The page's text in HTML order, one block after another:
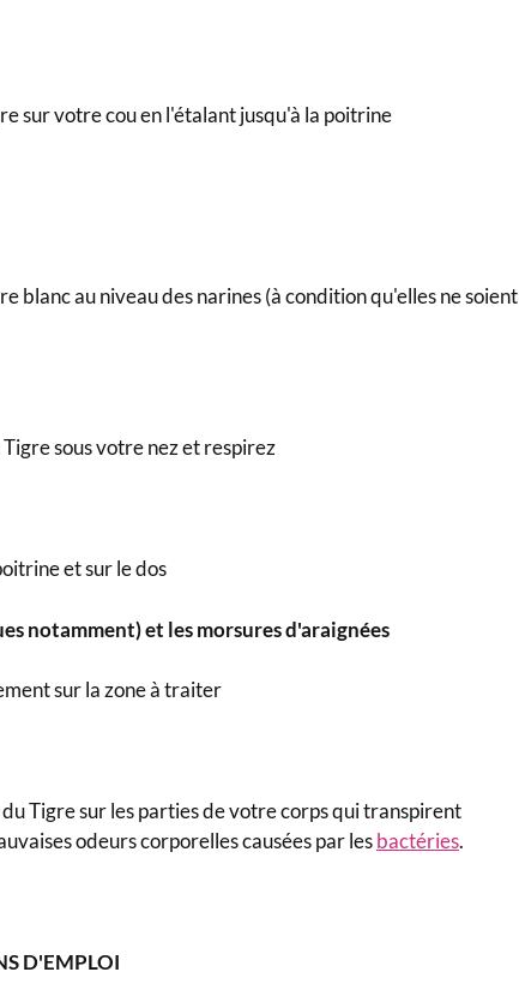
sur votre cou en l'étalant jusqu'à la poitrine
blanc au niveau des narines (à condition qu'elles ne soient
sous votre nez et respirez
et sur le dos
notamment) et les morsures d'araignées
sur la zone à traiter
Tigre sur les parties de votre corps qui transpirent
odeurs corporelles causées par lesbactéries.
D'EMPLOI